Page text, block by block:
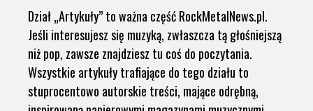
Dział „Artykuły” to ważna część RockMetalNews.pl.
Jeśli interesujesz się muzyką, zwłaszcza tą głośniejszą
niż pop, zawsze znajdziesz tu coś do poczytania.
Wszystkie artykuły trafiające do tego działu to
stuprocentowo autorskie treści, mające odrębną,